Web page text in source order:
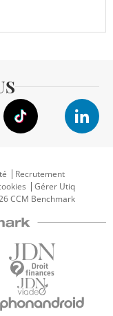
Recrutement
Gérer Utiq
CCM Benchmark